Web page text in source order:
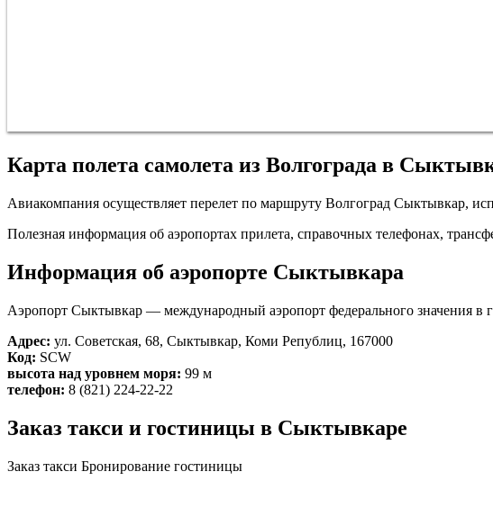
Карта полета самолета из Волгограда в
Авиакомпания осуществляет перелет по маршруту Волгоград Сыктывкар,
Полезная информация об аэропортах прилета, справочных телефонах,
Информация об аэропорте Сыктывкара
Аэропорт Сыктывкар — международный аэропорт федерального значения в
Адрес: ул. Советская, 68, Сыктывкар, Коми Републиц, 167000
Код: SCW
высота над уровнем моря: 99 м
телефон: 8 (821) 224-22-22
Заказ такси и гостиницы в Сыктывкаре
Заказ такси Бронирование гостиницы